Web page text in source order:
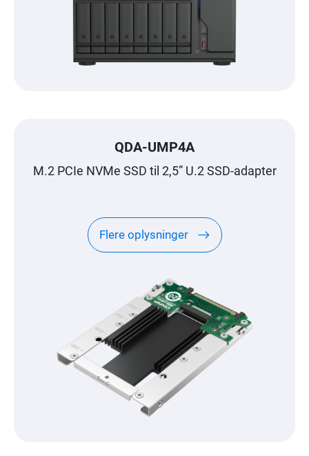
QDA-UMP4A
M.2 PCIe NVMe SSD til 2,5” U.2 SSD-adapter
Flere oplysninger